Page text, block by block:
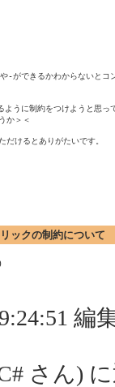
-ができるかわからないとコ
うに制約をつけようと思
か＞＜
けるとありがたいです。
ックの制約について
編
さん)